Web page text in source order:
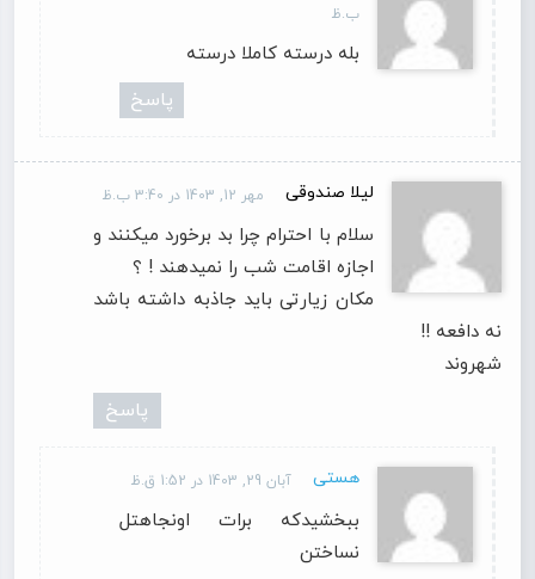
ب.ظ
بله درسته کاملا درسته
پاسخ
لیلا صندوقی مهر 12, 1403 در 3:40 ب.ظ
سلام با احترام چرا بد برخورد میکنند و
اجازه اقامت شب را نمیدهند ! ؟
مکان زیارتی باید جاذبه داشته باشد
نه دافعه !!
شهروند
پاسخ
هستی آبان 29, 1403 در 1:52 ق.ظ
ببخشیدکه برات اونجاهتل
نساختن